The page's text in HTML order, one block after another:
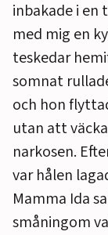
inbakade i en
med mig en
teskedar
somnat
och hon
utan att
narkosen.
var hålen
Mamma Ida
småningom